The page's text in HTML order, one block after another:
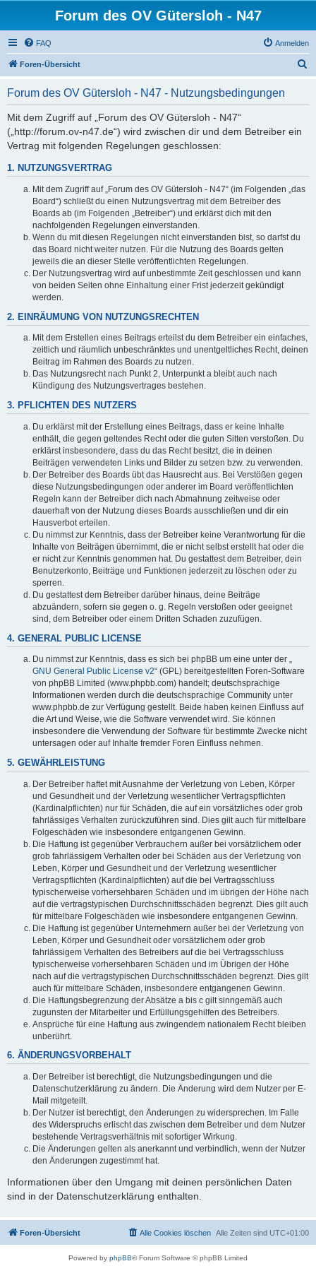
Forum des OV Gütersloh - N47
FAQ Anmelden
Foren-Übersicht
Forum des OV Gütersloh - N47 - Nutzungsbedingungen
Mit dem Zugriff auf „Forum des OV Gütersloh - N47“
(„http://forum.ov-n47.de“) wird zwischen dir und dem Betreiber ein
Vertrag mit folgenden Regelungen geschlossen:
1. NUTZUNGSVERTRAG
Mit dem Zugriff auf „Forum des OV Gütersloh - N47“ (im Folgenden „das
Board“) schließt du einen Nutzungsvertrag mit dem Betreiber des
Boards ab (im Folgenden „Betreiber“) und erklärst dich mit den
nachfolgenden Regelungen einverstanden.
Wenn du mit diesen Regelungen nicht einverstanden bist, so darfst du
das Board nicht weiter nutzen. Für die Nutzung des Boards gelten
jeweils die an dieser Stelle veröffentlichten Regelungen.
Der Nutzungsvertrag wird auf unbestimmte Zeit geschlossen und kann
von beiden Seiten ohne Einhaltung einer Frist jederzeit gekündigt
werden.
2. EINRÄUMUNG VON NUTZUNGSRECHTEN
Mit dem Erstellen eines Beitrags erteilst du dem Betreiber ein einfaches,
zeitlich und räumlich unbeschränktes und unentgeltliches Recht, deinen
Beitrag im Rahmen des Boards zu nutzen.
Das Nutzungsrecht nach Punkt 2, Unterpunkt a bleibt auch nach
Kündigung des Nutzungsvertrages bestehen.
3. PFLICHTEN DES NUTZERS
Du erklärst mit der Erstellung eines Beitrags, dass er keine Inhalte
enthält, die gegen geltendes Recht oder die guten Sitten verstoßen. Du
erklärst insbesondere, dass du das Recht besitzt, die in deinen
Beiträgen verwendeten Links und Bilder zu setzen bzw. zu verwenden.
Der Betreiber des Boards übt das Hausrecht aus. Bei Verstößen gegen
diese Nutzungsbedingungen oder anderer im Board veröffentlichten
Regeln kann der Betreiber dich nach Abmahnung zeitweise oder
dauerhaft von der Nutzung dieses Boards ausschließen und dir ein
Hausverbot erteilen.
Du nimmst zur Kenntnis, dass der Betreiber keine Verantwortung für die
Inhalte von Beiträgen übernimmt, die er nicht selbst erstellt hat oder die
er nicht zur Kenntnis genommen hat. Du gestattest dem Betreiber, dein
Benutzerkonto, Beiträge und Funktionen jederzeit zu löschen oder zu
sperren.
Du gestattest dem Betreiber darüber hinaus, deine Beiträge
abzuändern, sofern sie gegen o. g. Regeln verstoßen oder geeignet
sind, dem Betreiber oder einem Dritten Schaden zuzufügen.
4. GENERAL PUBLIC LICENSE
Du nimmst zur Kenntnis, dass es sich bei phpBB um eine unter der „
GNU General Public License v2“ (GPL) bereitgestellten Foren-Software
von phpBB Limited (www.phpbb.com) handelt; deutschsprachige
Informationen werden durch die deutschsprachige Community unter
www.phpbb.de zur Verfügung gestellt. Beide haben keinen Einfluss auf
die Art und Weise, wie die Software verwendet wird. Sie können
insbesondere die Verwendung der Software für bestimmte Zwecke nicht
untersagen oder auf Inhalte fremder Foren Einfluss nehmen.
5. GEWÄHRLEISTUNG
Der Betreiber haftet mit Ausnahme der Verletzung von Leben, Körper
und Gesundheit und der Verletzung wesentlicher Vertragspflichten
(Kardinalpflichten) nur für Schäden, die auf ein vorsätzliches oder grob
fahrlässiges Verhalten zurückzuführen sind. Dies gilt auch für mittelbare
Folgeschäden wie insbesondere entgangenen Gewinn.
Die Haftung ist gegenüber Verbrauchern außer bei vorsätzlichem oder
grob fahrlässigem Verhalten oder bei Schäden aus der Verletzung von
Leben, Körper und Gesundheit und der Verletzung wesentlicher
Vertragspflichten (Kardinalpflichten) auf die bei Vertragsschluss
typischerweise vorhersehbaren Schäden und im übrigen der Höhe nach
auf die vertragstypischen Durchschnittsschäden begrenzt. Dies gilt auch
für mittelbare Folgeschäden wie insbesondere entgangenen Gewinn.
Die Haftung ist gegenüber Unternehmern außer bei der Verletzung von
Leben, Körper und Gesundheit oder vorsätzlichem oder grob
fahrlässigem Verhalten des Betreibers auf die bei Vertragsschluss
typischerweise vorhersehbaren Schäden und im Übrigen der Höhe
nach auf die vertragstypischen Durchschnittsschäden begrenzt. Dies gilt
auch für mittelbare Schäden, insbesondere entgangenen Gewinn.
Die Haftungsbegrenzung der Absätze a bis c gilt sinngemäß auch
zugunsten der Mitarbeiter und Erfüllungsgehilfen des Betreibers.
Ansprüche für eine Haftung aus zwingendem nationalem Recht bleiben
unberührt.
6. ÄNDERUNGSVORBEHALT
Der Betreiber ist berechtigt, die Nutzungsbedingungen und die
Datenschutzerklärung zu ändern. Die Änderung wird dem Nutzer per E-
Mail mitgeteilt.
Der Nutzer ist berechtigt, den Änderungen zu widersprechen. Im Falle
des Widerspruchs erlischt das zwischen dem Betreiber und dem Nutzer
bestehende Vertragsverhältnis mit sofortiger Wirkung.
Die Änderungen gelten als anerkannt und verbindlich, wenn der Nutzer
den Änderungen zugestimmt hat.
Informationen über den Umgang mit deinen persönlichen Daten
sind in der Datenschutzerklärung enthalten.
Foren-Übersicht Alle Zeiten sind UTC+01:00
Alle Cookies löschen
Powered by phpBB® Forum Software © phpBB Limited